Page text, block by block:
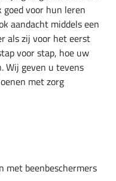
voor hun leren
aandacht middels een
als zij voor het eerst
voor stap, hoe uw
Wij geven u tevens
met zorg